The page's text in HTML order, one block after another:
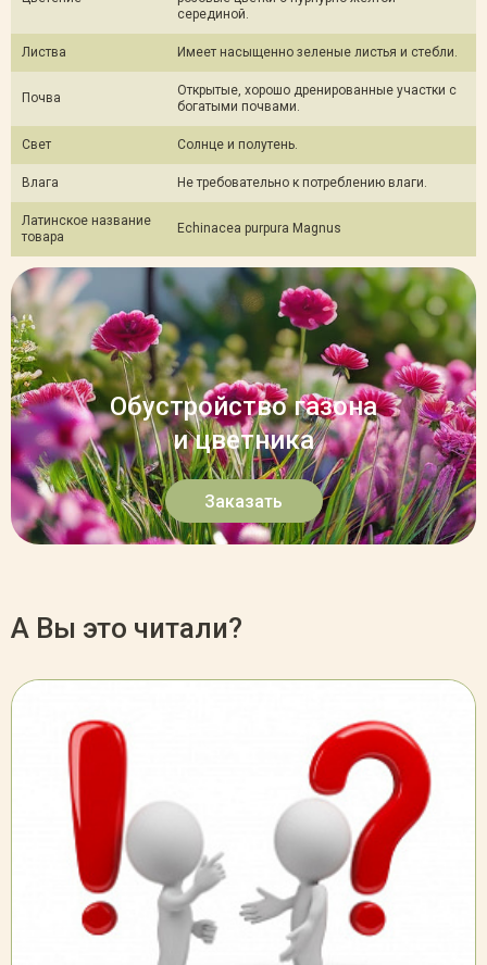
серединой.
Листва Имеет насыщенно зеленые листья и стебли.
Почва
Открытые, хорошо дренированные участки с
богатыми почвами.
Свет Солнце и полутень.
Влага Не требовательно к потреблению влаги.
Латинское название
товара
Echinacea purpura Magnus
Обустройство газона
и цветника
Заказать
А Вы это читали?